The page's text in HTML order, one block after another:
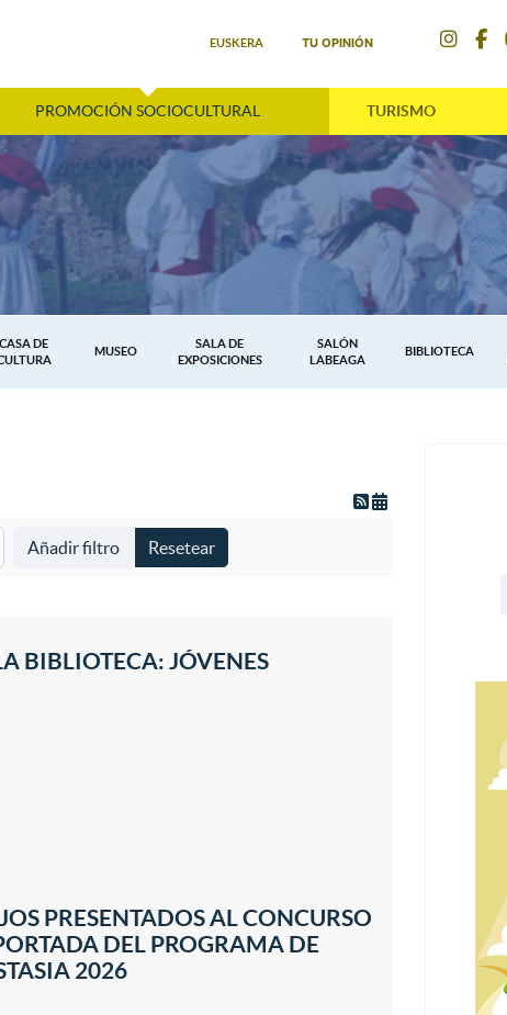
EUSKERA TU OPINIÓN
PROMOCIÓN SOCIOCULTURAL TURISMO
CASA DE
MUSEO
SALA DE
EXPOSICIONES
SALÓN
LABEAGA
BIBLIOTECA
Añadir filtro Resetear
BIBLIOTECA: JÓVENES
PRESENTADOS AL CONCURSO
DEL PROGRAMA DE
2026